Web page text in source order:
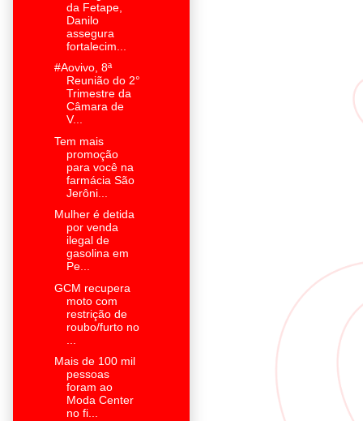
da Fetape,
Danilo
assegura
fortalecim...
#Aovivo, 8ª
Reunião do 2°
Trimestre da
Câmara de
V...
Tem mais
promoção
para você na
farmácia São
Jerôni...
Mulher é detida
por venda
ilegal de
gasolina em
Pe...
GCM recupera
moto com
restrição de
roubo/furto no
Mais de 100 mil
pessoas
foram ao
Moda Center
no fi...